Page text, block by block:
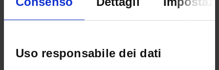
Uso responsabile dei dati
all'insegnamento Teorie e metodi dell'educazione